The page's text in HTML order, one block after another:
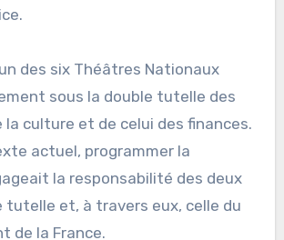
des six Théâtres Nationaux
sous la double tutelle des
la culture et de celui des finances.
actuel, programmer la
la responsabilité des deux
tutelle et, à travers eux, celle du
de la France.